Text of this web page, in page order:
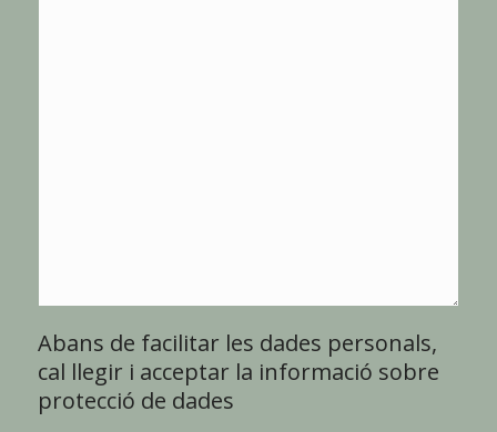
Abans de facilitar les dades personals,
cal llegir i acceptar la informació sobre
protecció de dades